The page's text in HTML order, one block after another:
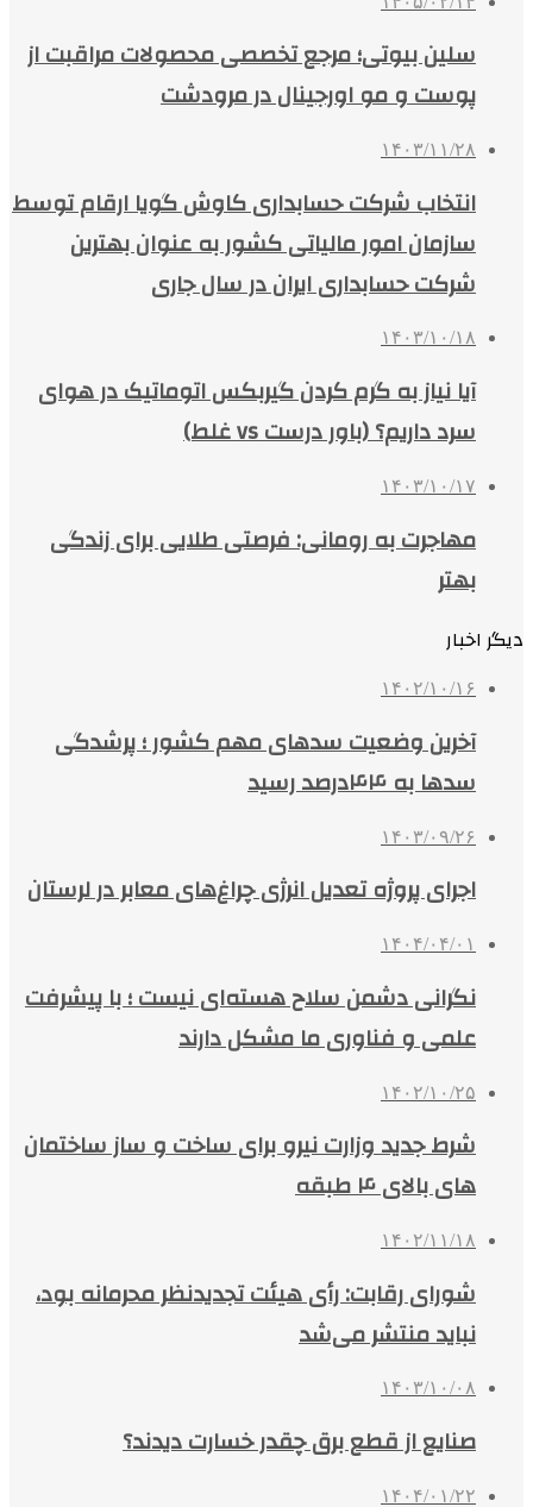
سلین بیوتی؛ مرجع تخصصی محصولات مراقبت از
پوست و مو اورجینال در مرودشت
۱۴۰۳/۱۱/۲۸
انتخاب شرکت حسابداری کاوش گویا ارقام توسط
سازمان امور مالیاتی کشور به عنوان بهترین
شرکت حسابداری ایران در سال جاری
۱۴۰۳/۱۰/۱۸
آیا نیاز به گرم کردن گیربکس اتوماتیک در هوای
سرد داریم؟ (باور درست vs غلط)
۱۴۰۳/۱۰/۱۷
مهاجرت به رومانی: فرصتی طلایی برای زندگی
بهتر
دیگر اخبار
۱۴۰۲/۱۰/۱۶
آخرین وضعیت سدهای مهم کشور ؛ پرشدگی
سدها به ۴۴درصد رسید
۱۴۰۳/۰۹/۲۶
اجرای پروژه تعدیل انرژی چراغ‌های معابر در لرستان
۱۴۰۴/۰۴/۰۱
نگرانی دشمن سلاح هسته‌ای نیست ؛ با پیشرفت
علمی و فناوری ما مشکل دارند
۱۴۰۲/۱۰/۲۵
شرط جدید وزارت نیرو برای ساخت و ساز ساختمان
های بالای ۴ طبقه
۱۴۰۲/۱۱/۱۸
شورای رقابت: رأی هیئت تجدیدنظر محرمانه بود،
نباید منتشر می‌شد
۱۴۰۳/۱۰/۰۸
صنایع از قطع برق چقدر خسارت دیدند؟
۱۴۰۴/۰۱/۲۲